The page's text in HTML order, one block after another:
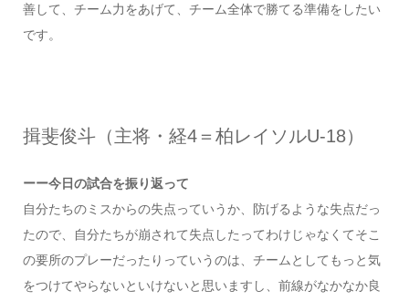
善して、チーム力をあげて、チーム全体で勝てる準備をしたい
です。
揖斐俊斗（主将・経4＝柏レイソルU-18）
ーー今日の試合を振り返って
自分たちのミスからの失点っていうか、防げるような失点だっ
たので、自分たちが崩されて失点したってわけじゃなくてそこ
の要所のプレーだったりっていうのは、チームとしてもっと気
をつけてやらないといけないと思いますし、前線がなかなか良